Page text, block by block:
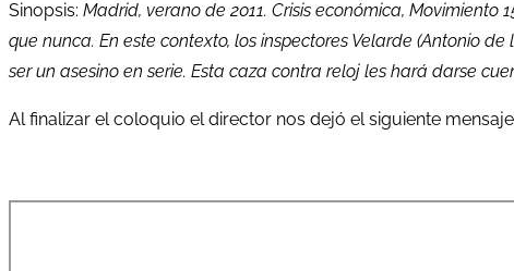
Sinopsis: Madrid, verano de 2011. Crisis económica,
que nunca. En este contexto, los inspectores Velarde (Antonio
ser un asesino en serie. Esta caza contra reloj les hará darse
Al finalizar el coloquio el director nos dejó el siguiente